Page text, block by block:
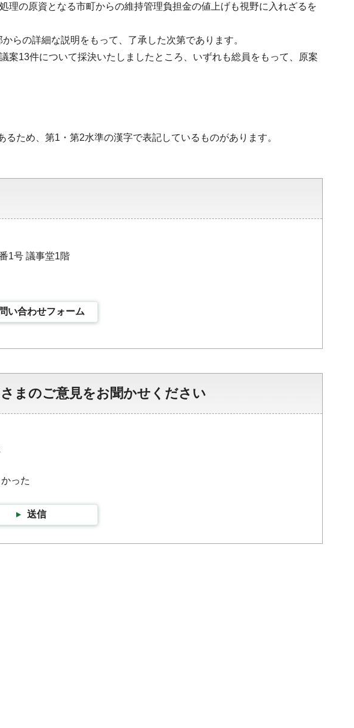
理の原資となる市町からの維持管理負担金の値上げも視野に入れざるを
らの詳細な説明をもって、了承した次第であります。
案13件について採決いたしましたところ、いずれも総員をもって、原案
ため、第1・第2水準の漢字で表記しているものがあります。
1号 議事堂1階
い合わせフォーム
まのご意見をお聞かせください
った
送信